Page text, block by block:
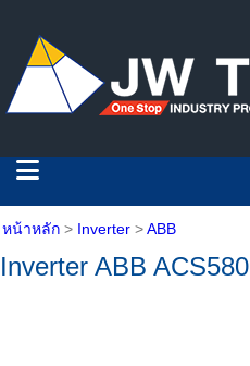
หน้าหลัก > Inverter >ABB
Inverter ABB ACS580